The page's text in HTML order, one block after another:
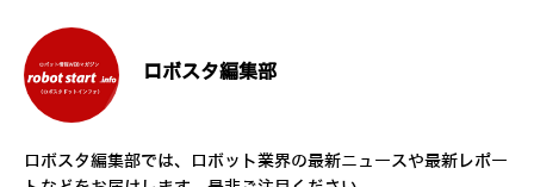
ロボスタ編集部
ロボスタ編集部では、ロボット業界の最新ニュースや最新レポー